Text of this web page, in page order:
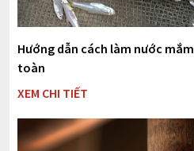
Hướng dẫn cách làm nước
toàn
XEM CHI TIẾT